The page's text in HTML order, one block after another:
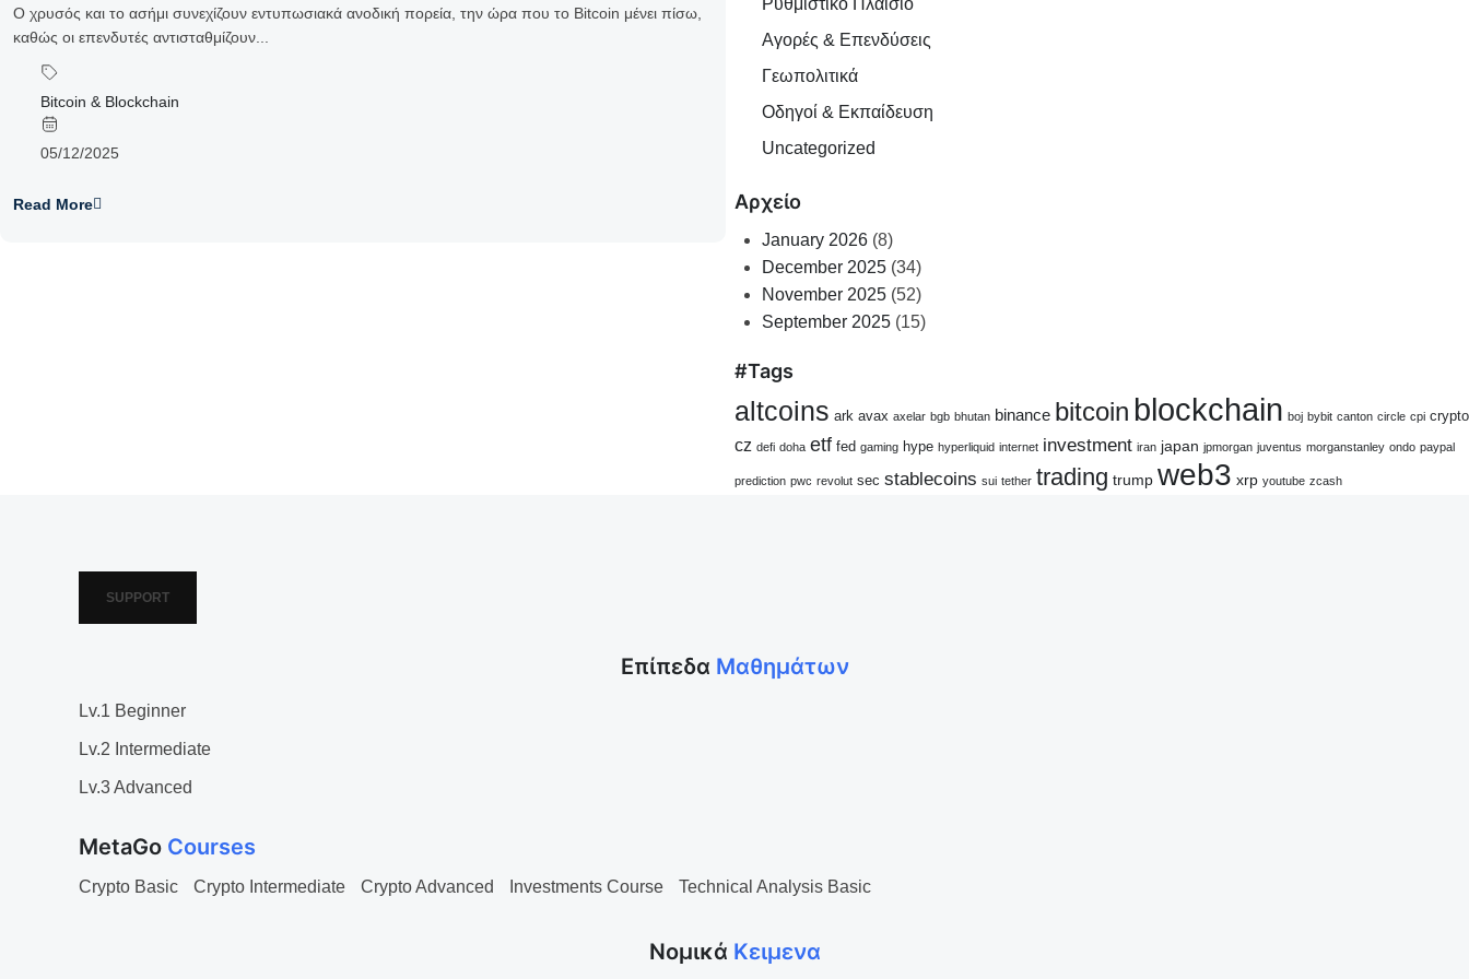
Ο χρυσός και το ασήμι συνεχίζουν εντυπωσιακά ανοδική πορεία, την ώρα που το Bitcoin μένει πίσω,
καθώς οι επενδυτές αντισταθμίζουν...
Bitcoin & Blockchain
05/12/2025
Read More
Ρυθμιστικό Πλαίσιο
Αγορές & Επενδύσεις
Γεωπολιτικά
Οδηγοί & Εκπαίδευση
Uncategorized
Αρχείο
January 2026 (8)
December 2025 (34)
November 2025 (52)
September 2025 (15)
#Tags
altcoins ark avax axelar bgb bhutan binance bitcoin blockchain boj bybit canton circle cpi crypto
cz defi doha etf fed gaming hype hyperliquid internet investment iran japan jpmorgan juventus morganstanley ondo paypal
prediction pwc revolut sec stablecoins sui tether trading trump web3 xrp youtube zcash
SUPPORT
Επίπεδα Μαθημάτων
Lv.1 Beginner
Lv.2 Intermediate
Lv.3 Advanced
MetaGo Courses
Crypto Basic Crypto Intermediate Crypto Advanced Investments Course Technical Analysis Basic
Νομικά Κειμενα